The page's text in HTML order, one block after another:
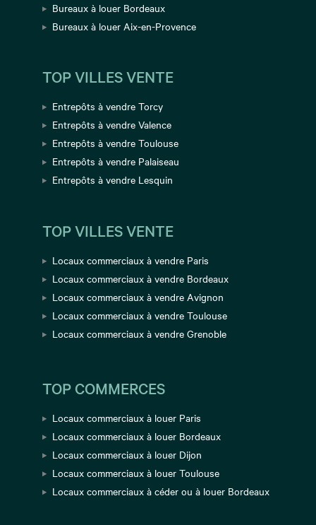
Bureaux à louer Bordeaux
Bureaux à louer Aix-en-Provence
TOP VILLES VENTE
Entrepôts à vendre Torcy
Entrepôts à vendre Valence
Entrepôts à vendre Toulouse
Entrepôts à vendre Palaiseau
Entrepôts à vendre Lesquin
TOP VILLES VENTE
Locaux commerciaux à vendre Paris
Locaux commerciaux à vendre Bordeaux
Locaux commerciaux à vendre Avignon
Locaux commerciaux à vendre Toulouse
Locaux commerciaux à vendre Grenoble
TOP COMMERCES
Locaux commerciaux à louer Paris
Locaux commerciaux à louer Bordeaux
Locaux commerciaux à louer Dijon
Locaux commerciaux à louer Toulouse
Locaux commerciaux à céder ou à louer Bordeaux